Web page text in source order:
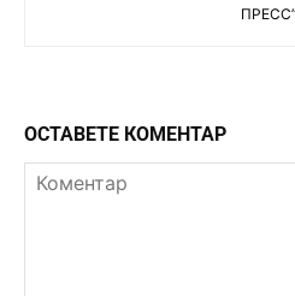
ОСТАВЕТЕ КОМЕНТАР